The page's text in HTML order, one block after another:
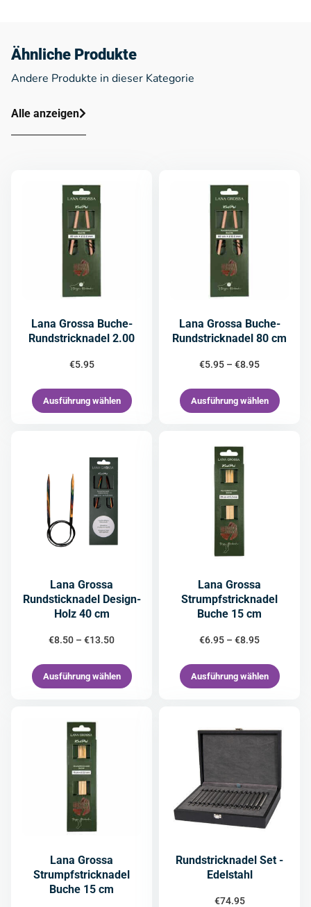
Ähnliche Produkte
Andere Produkte in dieser Kategorie
Alle anzeigen
Lana Grossa Buche-
Rundstricknadel 2.00
€5.95
Ausführung wählen
Lana Grossa Buche-
Rundstricknadel 80 cm
€5.95 – €8.95
Ausführung wählen
Lana Grossa
Rundsticknadel Design-
Holz 40 cm
€8.50 – €13.50
Ausführung wählen
Lana Grossa
Strumpfstricknadel
Buche 15 cm
€6.95 – €8.95
Ausführung wählen
Lana Grossa
Strumpfstricknadel
Buche 15 cm
Rundstricknadel Set -
Edelstahl
€74.95